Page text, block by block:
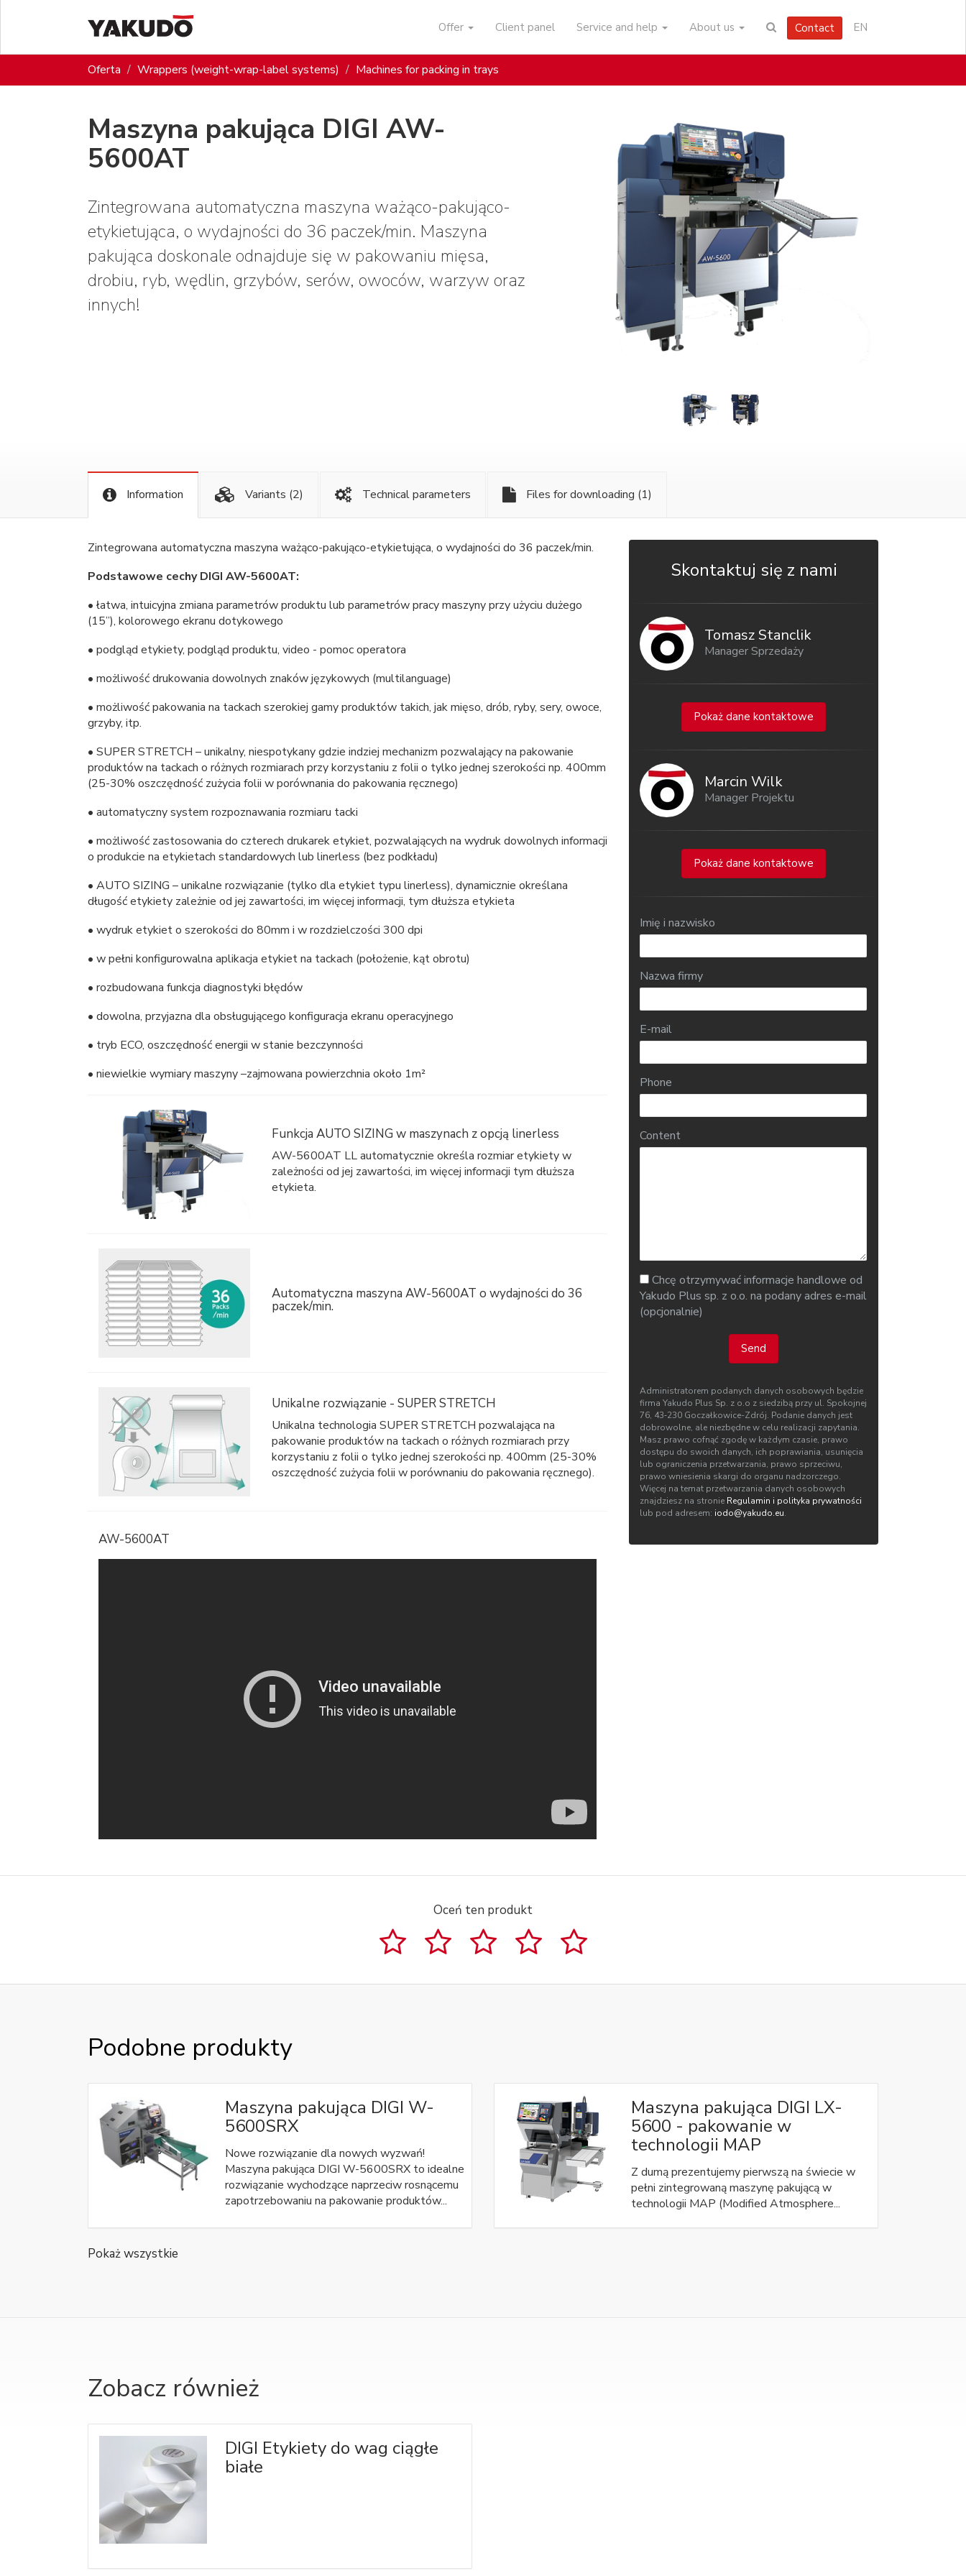
Offer Client panel Service and help About us Contact EN
Oferta Wrappers (weight-wrap-label systems) Machines for packing in trays
Maszyna pakująca DIGI AW-
5600AT
Zintegrowana automatyczna maszyna ważąco-pakująco-
etykietująca, o wydajności do 36 paczek/min. Maszyna
pakująca doskonale odnajduje się w pakowaniu mięsa,
drobiu, ryb, wędlin, grzybów, serów, owoców, warzyw oraz
innych!
Information Variants (2) Technical parameters Files for downloading (1)
Zintegrowana automatyczna maszyna ważąco-pakująco-etykietująca, o wydajności do 36 paczek/min.
Podstawowe cechy DIGI AW-5600AT:
• łatwa, intuicyjna zmiana parametrów produktu lub parametrów pracy maszyny przy użyciu dużego
(15”), kolorowego ekranu dotykowego
• podgląd etykiety, podgląd produktu, video - pomoc operatora
• możliwość drukowania dowolnych znaków językowych (multilanguage)
• możliwość pakowania na tackach szerokiej gamy produktów takich, jak mięso, drób, ryby, sery, owoce,
grzyby, itp.
• SUPER STRETCH – unikalny, niespotykany gdzie indziej mechanizm pozwalający na pakowanie
produktów na tackach o różnych rozmiarach przy korzystaniu z folii o tylko jednej szerokości np. 400mm
(25-30% oszczędność zużycia folii w porównania do pakowania ręcznego)
• automatyczny system rozpoznawania rozmiaru tacki
• możliwość zastosowania do czterech drukarek etykiet, pozwalających na wydruk dowolnych informacji
o produkcie na etykietach standardowych lub linerless (bez podkładu)
• AUTO SIZING – unikalne rozwiązanie (tylko dla etykiet typu linerless), dynamicznie określana
długość etykiety zależnie od jej zawartości, im więcej informacji, tym dłuższa etykieta
• wydruk etykiet o szerokości do 80mm i w rozdzielczości 300 dpi
• w pełni konfigurowalna aplikacja etykiet na tackach (położenie, kąt obrotu)
• rozbudowana funkcja diagnostyki błędów
• dowolna, przyjazna dla obsługującego konfiguracja ekranu operacyjnego
• tryb ECO, oszczędność energii w stanie bezczynności
• niewielkie wymiary maszyny –zajmowana powierzchnia około 1m²
Funkcja AUTO SIZING w maszynach z opcją linerless
AW-5600AT LL automatycznie określa rozmiar etykiety w
zależności od jej zawartości, im więcej informacji tym dłuższa
etykieta.
Automatyczna maszyna AW-5600AT o wydajności do 36
paczek/min.
Unikalne rozwiązanie - SUPER STRETCH
Unikalna technologia SUPER STRETCH pozwalająca na
pakowanie produktów na tackach o różnych rozmiarach przy
korzystaniu z folii o tylko jednej szerokości np. 400mm (25-30%
oszczędność zużycia folii w porównaniu do pakowania ręcznego).
AW-5600AT
Skontaktuj się z nami
Tomasz Stanclik
Manager Sprzedaży
Pokaż dane kontaktowe
Marcin Wilk
Manager Projektu
Pokaż dane kontaktowe
Imię i nazwisko
Nazwa firmy
E-mail
Phone
Content
Chcę otrzymywać informacje handlowe od
Yakudo Plus sp. z o.o. na podany adres e-mail
(opcjonalnie)
Send
Administratorem podanych danych osobowych będzie
firma Yakudo Plus Sp. z o.o z siedzibą przy ul. Spokojnej
76, 43‑230 Goczałkowice-Zdrój. Podanie danych jest
dobrowolne, ale niezbędne w celu realizacji zapytania.
Masz prawo cofnąć zgodę w każdym czasie, prawo
dostępu do swoich danych, ich poprawiania, usunięcia
lub ograniczenia przetwarzania, prawo sprzeciwu,
prawo wniesienia skargi do organu nadzorczego.
Więcej na temat przetwarzania danych osobowych
znajdziesz na stronie Regulamin i polityka prywatności
lub pod adresem: iodo@yakudo.eu.
Oceń ten produkt
Podobne produkty
Maszyna pakująca DIGI W-
5600SRX
Nowe rozwiązanie dla nowych wyzwań!
Maszyna pakująca DIGI W-5600SRX to idealne
rozwiązanie wychodzące naprzeciw rosnącemu
zapotrzebowaniu na pakowanie produktów...
Maszyna pakująca DIGI LX-
5600 - pakowanie w
technologii MAP
Z dumą prezentujemy pierwszą na świecie w
pełni zintegrowaną maszynę pakującą w
technologii MAP (Modified Atmosphere...
Pokaż wszystkie
Zobacz również
DIGI Etykiety do wag ciągłe
białe